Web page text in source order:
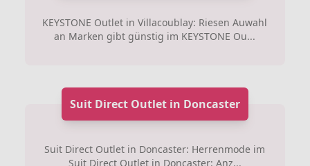
KEYSTONE Outlet in Villacoublay: Riesen Auwahl
an Marken gibt günstig im KEYSTONE Ou...
Suit Direct Outlet in Doncaster
Suit Direct Outlet in Doncaster: Herrenmode im
Suit Direct Outlet in Doncaster: Anz...